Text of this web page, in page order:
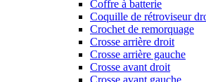
Coffre à batterie
Coquille de rétroviseur
Crochet de remorquage
Crosse arrière droit
Crosse arrière gauche
Crosse avant droit
Crosse avant gauche